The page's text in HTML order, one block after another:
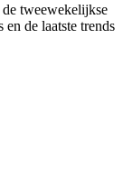
tweewekelijkse
de laatste trends